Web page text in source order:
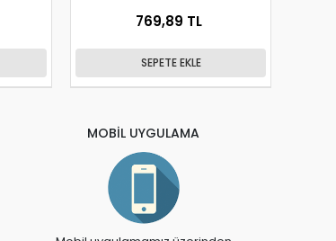
769,89 TL
SEPETE EKLE
MOBİL UYGULAMA